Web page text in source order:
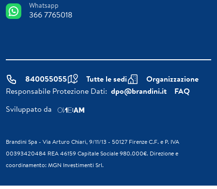
Whatsapp
366 7765018
840055055 Tutte le sedi
Organizzazione
Responsabile Protezione Dati: dpo@brandini.it
FAQ
Sviluppato da
Brandini Spa - Via Arturo Chiari, 9/11/13 - 50127 Firenze C.F. e P. IVA
00393420484 REA 46159 Capitale Sociale 980.000€. Direzione e
coordinamento: MGN Investimenti Srl.